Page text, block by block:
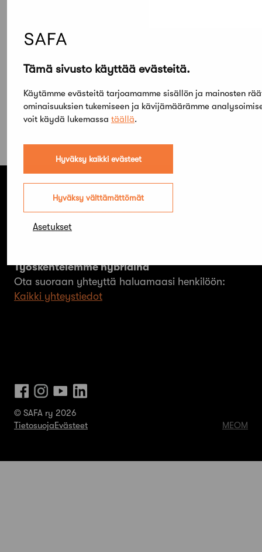
Tämä sivusto käyttää evästeitä.
Käytämme evästeitä tarjoamamme sisällön ja mainosten
ominaisuuksien tukemiseen ja kävijämäärämme
voit käydä lukemassa täällä.
Hyväksy kaikki evästeet
Hyväksy välttämättömät
Asetukset
Uutiset
Vuoden 2027 aikana ratkeavien yleisten
kilpailujen verovapaudet haetaan
Suomen Arkkitehtiliitto ry. SAFA
Hämeentie 19 A
Työskentelemme hybridinä
Ota suoraan yhteyttä haluamaasi henkilöön:
Kaikki yhteystiedot
© SAFA ry 2026
TietosuojaEvästeet MEOM